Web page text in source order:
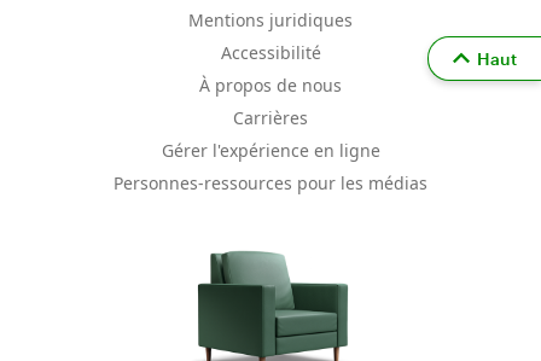
Mentions juridiques
Accessibilité
À propos de nous
Carrières
Gérer l'expérience en ligne
Personnes-ressources pour les médias
Haut